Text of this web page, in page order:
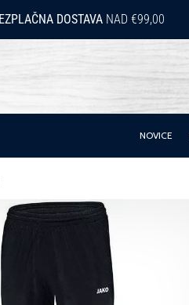
DOSTAVA NAD €99,00
NOVICE